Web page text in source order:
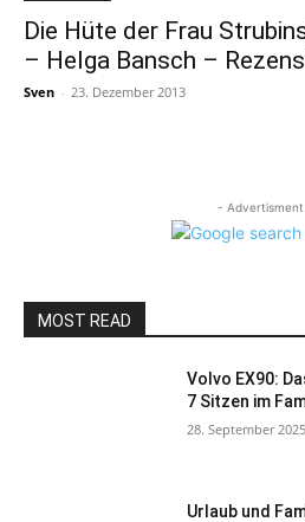
Die Hüte der Frau
– Helga Bansch –
Sven - 23. Dezember 2013
-
MOST READ
Volvo EX90:
7 Sitzen im
28. September 2025
Urlaub und